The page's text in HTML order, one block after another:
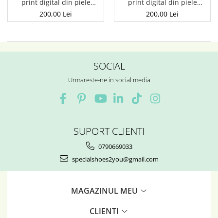
print digital din piele
naturala Baby3+ - Vulpita
200,00 Lei
print digital din piele
naturala Baby3+ - Unicorn
1
200,00 Lei
SOCIAL
Urmareste-ne in social media
SUPORT CLIENTI
0790669033
specialshoes2you@gmail.com
MAGAZINUL MEU
CLIENTI